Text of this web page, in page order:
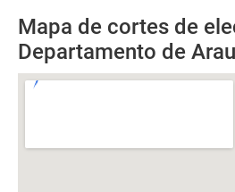
Mapa de cortes de
Departamento de